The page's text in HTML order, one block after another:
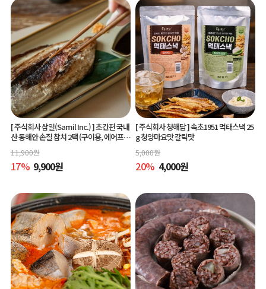
[ 주식회사 삼일(Samil Inc.) ]초간편 국내
산 동해안 손질 참치 2팩 (구이용, 에어프라
이어 간편조리)
11,900원
17% 9,900원
[ 주식회사 청해담 ]속초1951 먹태스낵 25
g 청양마요맛 갈릭맛
5,000원
20% 4,000원